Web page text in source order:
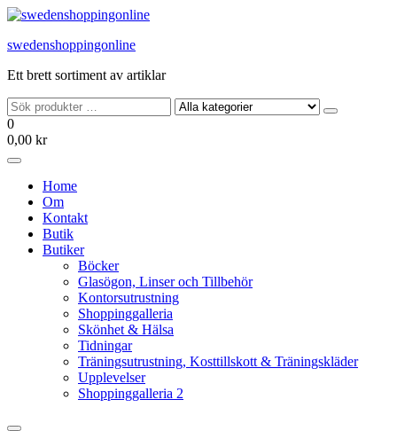
Hoppa
innehållet
swedenshoppingonline
Ett brett sortiment av artiklar
0
0,00 kr
Home
Om
Kontakt
Butik
Butiker
Böcker
Glasögon, Linser och Tillbehör
Kontorsutrustning
Shoppinggalleria
Skönhet & Hälsa
Tidningar
Träningsutrustning, Kosttillskott & Träningskläder
Upplevelser
Shoppinggalleria 2